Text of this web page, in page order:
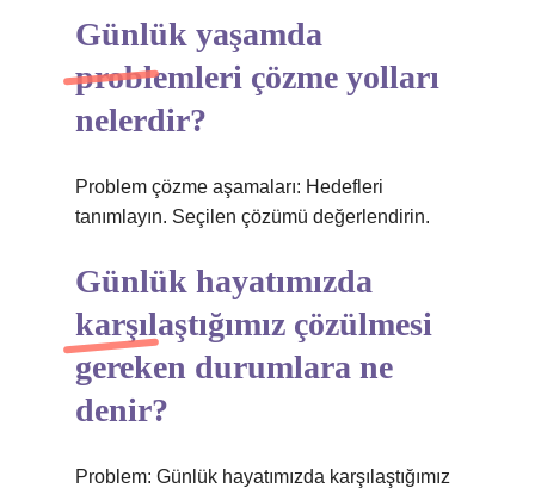
Günlük yaşamda
problemleri çözme yolları
nelerdir?
Problem çözme aşamaları: Hedefleri
tanımlayın. Seçilen çözümü değerlendirin.
Günlük hayatımızda
karşılaştığımız çözülmesi
gereken durumlara ne
denir?
Problem: Günlük hayatımızda karşılaştığımız